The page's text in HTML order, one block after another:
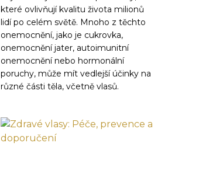
které ovlivňují kvalitu života milionů
lidí po celém světě. Mnoho z těchto
onemocnění, jako je cukrovka,
onemocnění jater, autoimunitní
onemocnění nebo hormonální
poruchy, může mít vedlejší účinky na
různé části těla, včetně vlasů.